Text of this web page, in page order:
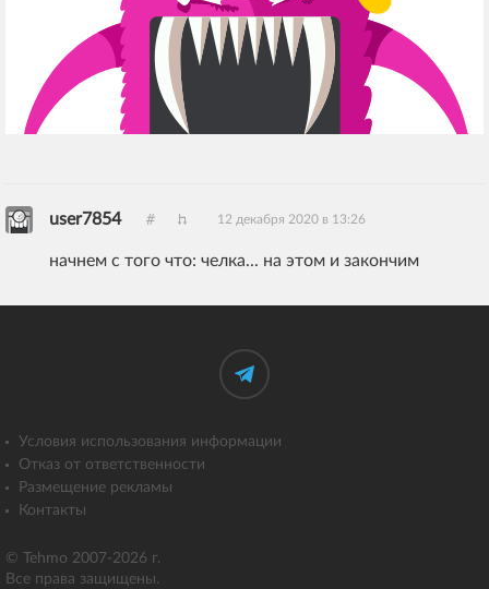
user7854 12 декабря 2020 в 13:26
начнем с того что: челка... на этом и закончим
© Tehmo 2007-2026 г.
Все права защищены.
Условия использования информации
Отказ от ответственности
Размещение рекламы
Контакты